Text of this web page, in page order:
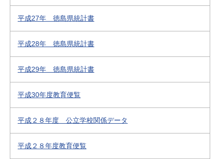
平成27年 徳島県統計書
平成28年 徳島県統計書
平成29年 徳島県統計書
平成30年度教育便覧
平成２８年度 公立学校関係データ
平成２８年度教育便覧